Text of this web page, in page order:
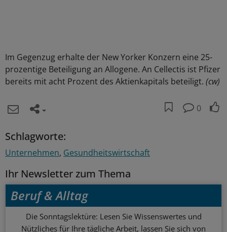
Im Gegenzug erhalte der New Yorker Konzern eine 25-
prozentige Beteiligung an Allogene. An Cellectis ist Pfizer
bereits mit acht Prozent des Aktienkapitals beteiligt. (cw)
0
Schlagworte:
Unternehmen Gesundheitswirtschaft
Ihr Newsletter zum Thema
Beruf & Alltag
Die Sonntagslektüre: Lesen Sie Wissenswertes und
Nützliches für Ihre tägliche Arbeit, lassen Sie sich von